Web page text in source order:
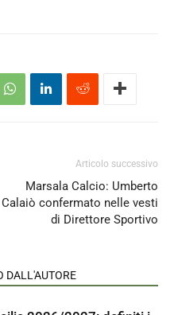
Articolo successivo
Marsala Calcio: Umberto
Calaiò confermato nelle vesti
di Direttore Sportivo
DALL'AUTORE